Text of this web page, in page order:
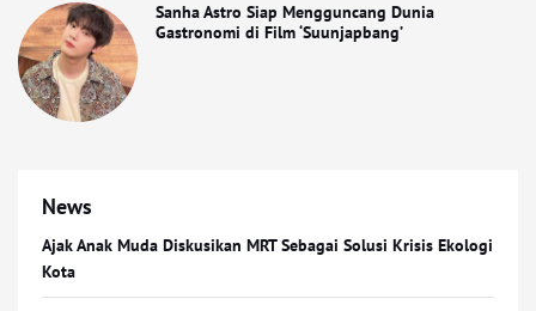
Sanha Astro Siap Mengguncang Dunia
Gastronomi di Film ‘Suunjapbang’
News
Ajak Anak Muda Diskusikan MRT Sebagai Solusi Krisis Ekologi
Kota